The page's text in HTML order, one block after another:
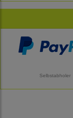
Selbstabholer